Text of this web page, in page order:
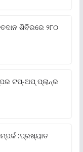
ଶିବିରରେ ୨୮୦
ଟପ୍‌-ଅପ୍ ପ୍ଲାନ୍‌ର
:ପ୍ରଖ୍ୟାତ